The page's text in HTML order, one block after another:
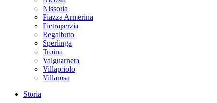
Nissoria
Piazza Armerina
Pietraperzia
Regalbuto
Sperlinga
Troina
Valguarnera
Villapriolo
Villarosa
Storia